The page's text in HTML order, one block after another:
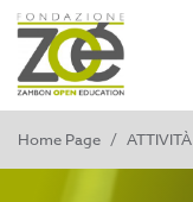
Home Page / ATTIVITÀ